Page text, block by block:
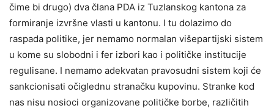
čime bi drugo) dva člana PDA iz Tuzlanskog kantona za
formiranje izvršne vlasti u kantonu. I tu dolazimo do
raspada politike, jer nemamo normalan višepartijski sistem
u kome su slobodni i fer izbori kao i političke institucije
regulisane. I nemamo adekvatan pravosudni sistem koji će
sankcionisati očiglednu stranačku kupovinu. Stranke kod
nas nisu nosioci organizovane političke borbe, različitih